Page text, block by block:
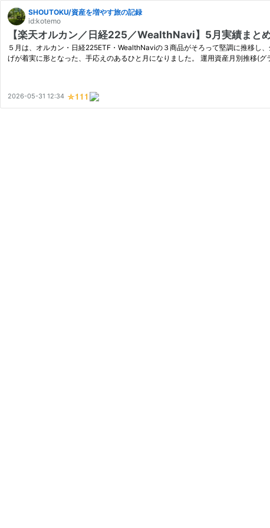
SHOUTOKU/資産を増やす旅の記録
id:kotemo
【楽天オルカン／日経225／WealthNavi】5月実績まと
５月は、オルカン・日経225ETF・WealthNaviの３商品がそろって堅調に推移
げが着実に形となった、手応えのあるひと月になりました。 運用資産月別推移(
2026-05-31 12:34